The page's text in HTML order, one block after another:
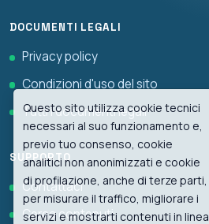
DOCUMENTI LEGALI
Privacy policy
Condizioni d'uso del sito
Tutti i documenti legali
SUPPORTO
Contattaci
Cerca contenuti
Questo sito utilizza cookie tecnici
necessari al suo funzionamento e,
previo tuo consenso, cookie
analitici non anonimizzati e cookie
di profilazione, anche di terze parti,
per misurare il traffico, migliorare i
servizi e mostrarti contenuti in linea